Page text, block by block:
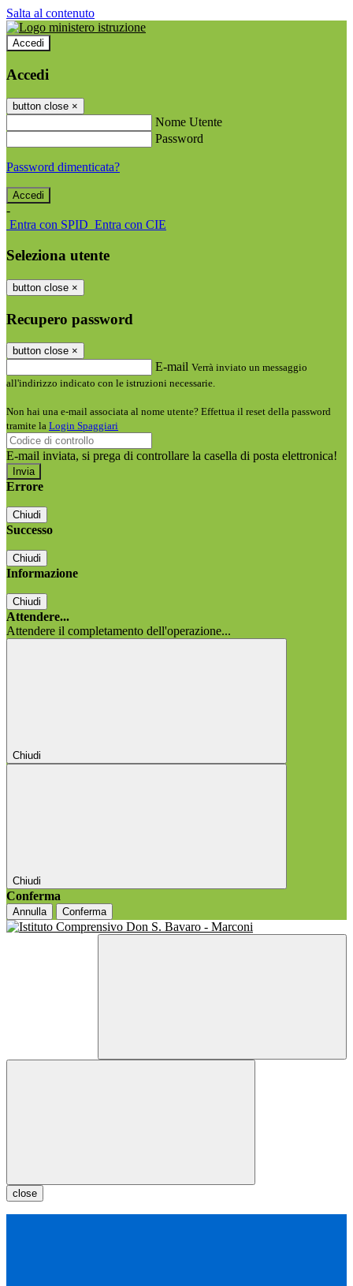
Salta al contenuto
Accedi
Accedi
button close ×
Nome Utente
Password
Password dimenticata?
-
Entra con SPID Entra con CIE
Seleziona utente
button close ×
Recupero password
button close ×
E-mail Verrà inviato un messaggio
all'indirizzo indicato con le istruzioni necessarie.
Non hai una e-mail associata al nome utente? Effettua il reset della password
tramite la Login Spaggiari
E-mail inviata, si prega di controllare la casella di posta elettronica!
Errore
Chiudi
Successo
Chiudi
Informazione
Chiudi
Attendere...
Attendere il completamento dell'operazione...
Chiudi
Chiudi
Conferma
Annulla Conferma
close